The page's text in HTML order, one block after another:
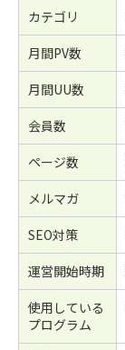
カテゴリ
月間PV数
月間UU数
会員数
ページ数
メルマガ
SEO対策
運営開始時期
使用している
プログラム